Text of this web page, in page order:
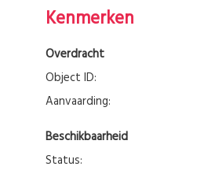
Kenmerken
Overdracht
Object ID:
Aanvaarding:
Beschikbaarheid
Status: